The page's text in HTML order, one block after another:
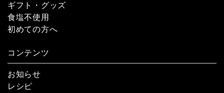
ギフト・グッズ
食塩不使用
初めての方へ
コンテンツ
お知らせ
レシピ